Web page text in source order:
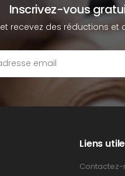
Inscrivez-vous
et recevez des réductions et
Liens
Contactez-